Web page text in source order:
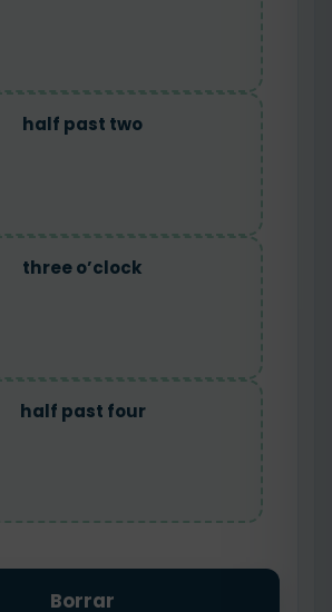
half past two
three o’clock
half past four
Borrar